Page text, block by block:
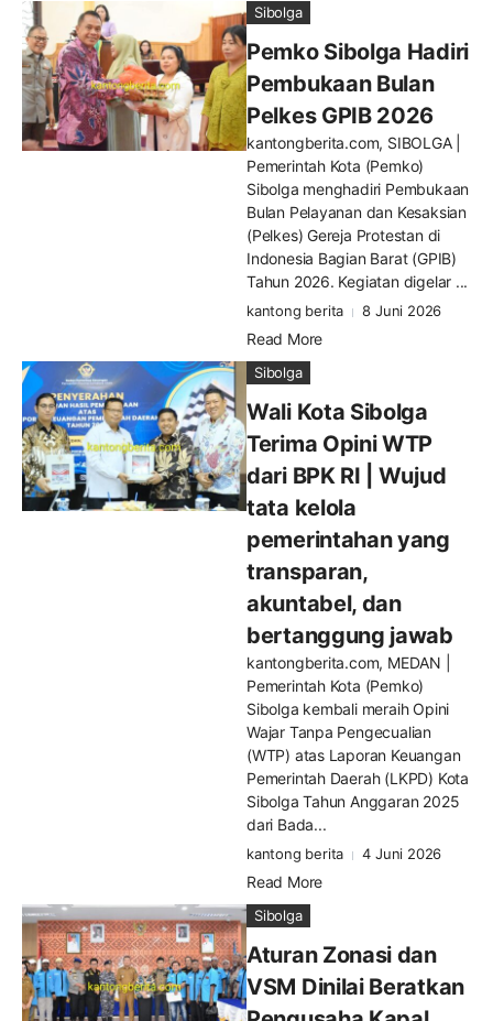
Sibolga
Pemko Sibolga Hadiri
Pembukaan Bulan
Pelkes GPIB 2026
kantongberita.com, SIBOLGA |
Pemerintah Kota (Pemko)
Sibolga menghadiri Pembukaan
Bulan Pelayanan dan Kesaksian
(Pelkes) Gereja Protestan di
Indonesia Bagian Barat (GPIB)
Tahun 2026. Kegiatan digelar ...
kantong berita 8 Juni 2026
Read More
Sibolga
Wali Kota Sibolga
Terima Opini WTP
dari BPK RI | Wujud
tata kelola
pemerintahan yang
transparan,
akuntabel, dan
bertanggung jawab
kantongberita.com, MEDAN |
Pemerintah Kota (Pemko)
Sibolga kembali meraih Opini
Wajar Tanpa Pengecualian
(WTP) atas Laporan Keuangan
Pemerintah Daerah (LKPD) Kota
Sibolga Tahun Anggaran 2025
dari Bada...
kantong berita 4 Juni 2026
Read More
Sibolga
Aturan Zonasi dan
VSM Dinilai Beratkan